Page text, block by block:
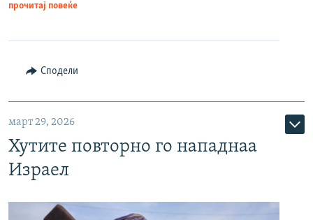
прочитај повеќе
Сподели
март 29, 2026
Хутите повторно го нападнаа
Израел